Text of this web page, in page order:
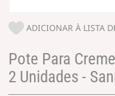
ADICIONAR À LISTA
Pote Para
2 Unidades -